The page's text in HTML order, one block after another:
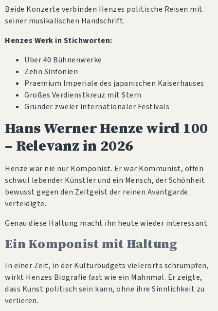
Beide Konzerte verbinden Henzes politische Reisen mit
seiner musikalischen Handschrift.
Henzes Werk in Stichworten:
Über 40 Bühnenwerke
Zehn Sinfonien
Praemium Imperiale des japanischen Kaiserhauses
Großes Verdienstkreuz mit Stern
Gründer zweier internationaler Festivals
Hans Werner Henze wird 100
– Relevanz in 2026
Henze war nie nur Komponist. Er war Kommunist, offen
schwul lebender Künstler und ein Mensch, der Schönheit
bewusst gegen den Zeitgeist der reinen Avantgarde
verteidigte.
Genau diese Haltung macht ihn heute wieder interessant.
Ein Komponist mit Haltung
In einer Zeit, in der Kulturbudgets vielerorts schrumpfen,
wirkt Henzes Biografie fast wie ein Mahnmal. Er zeigte,
dass Kunst politisch sein kann, ohne ihre Sinnlichkeit zu
verlieren.